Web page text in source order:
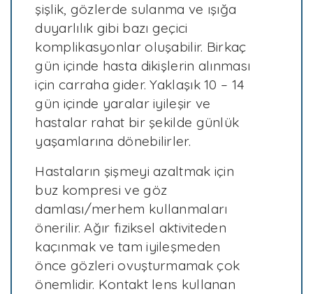
şişlik, gözlerde sulanma ve ışığa
duyarlılık gibi bazı geçici
komplikasyonlar oluşabilir. Birkaç
gün içinde hasta dikişlerin alınması
için carraha gider. Yaklaşık 10 – 14
gün içinde yaralar iyileşir ve
hastalar rahat bir şekilde günlük
yaşamlarına dönebilirler.
Hastaların şişmeyi azaltmak için
buz kompresi ve göz
damlası/merhem kullanmaları
önerilir. Ağır fiziksel aktiviteden
kaçınmak ve tam iyileşmeden
önce gözleri ovuşturmamak çok
önemlidir. Kontakt lens kullanan